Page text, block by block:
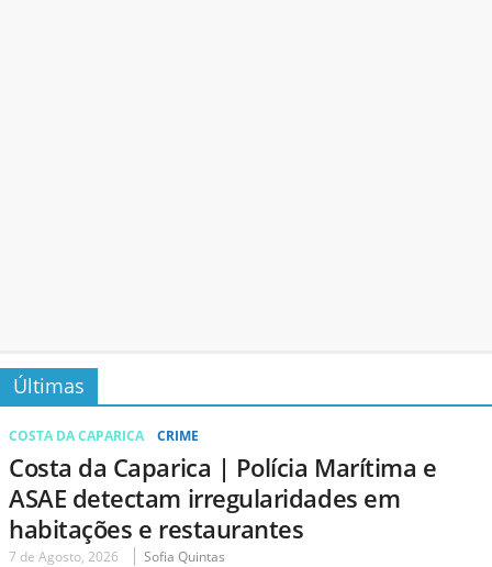
Últimas
COSTA DA CAPARICA CRIME
Costa da Caparica | Polícia Marítima e
ASAE detectam irregularidades em
habitações e restaurantes
7 de Agosto, 2026 Sofia Quintas